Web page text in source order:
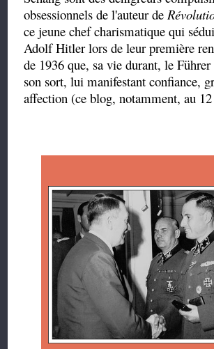
obsessionnels de l'auteur de
ce jeune chef charismatique qui
Adolf Hitler lors de leur première
de 1936 que, sa vie durant, le
son sort, lui manifestant confiance,
affection (ce blog, notamment, au